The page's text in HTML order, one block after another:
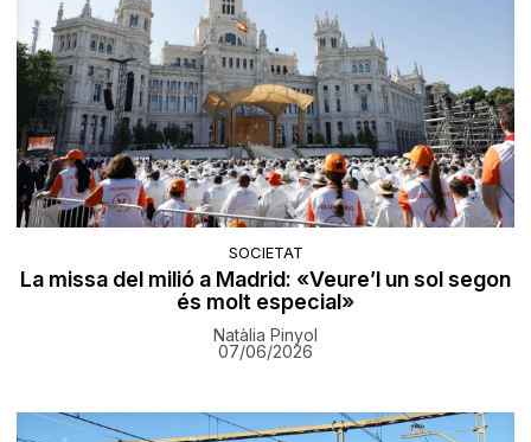
SOCIETAT
La missa del milió a Madrid: «Veure’l un sol segon
és molt especial»
Natàlia Pinyol
07/06/2026